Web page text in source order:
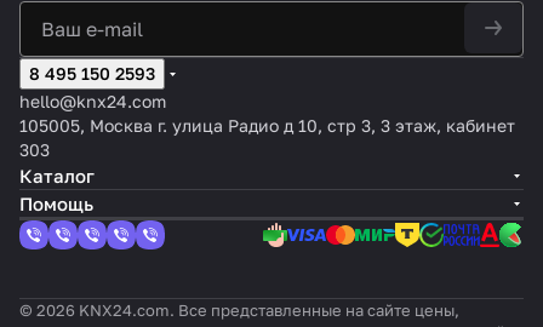
8 495 150 2593
hello@knx24.com
105005, Москва г. улица Радио д 10, стр 3, 3 этаж, кабинет
303
Каталог
Помощь
© 2026 KNX24.com. Все представленные на сайте цены,